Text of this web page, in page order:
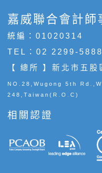
嘉威聯合會計師
統編：01020314
TEL： 02 2299-5888
【 總所 】新北市五
NO.28,Wugong 5th
248,Taiwan(R.O.C)
相關認證